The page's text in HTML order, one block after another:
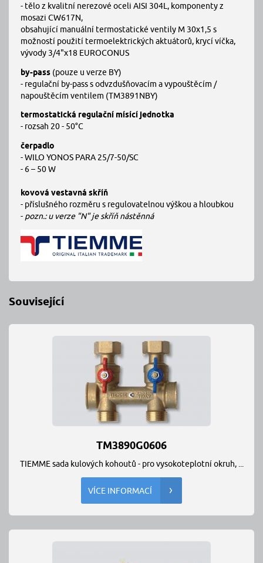
- tělo z kvalitní nerezové oceli AISI 304L, komponenty z
mosazi CW617N,
obsahující manuální termostatické ventily M 30x1,5 s
možností použití termoelektrických aktuátorů, krycí víčka,
vývody 3/4"x18 EUROCONUS
by-pass (pouze u verze BY)
- regulační by-pass s odvzdušňovacím a vypouštěcím /
napouštěcím ventilem (TM3891NBY)
termostatická regulační mísící jednotka
- rozsah 20 - 50°C
čerpadlo
- WILO YONOS PARA 25/7-50/SC
- 6 – 50 W
kovová vestavná skříň
- příslušného rozměru s regulovatelnou výškou a hloubkou
- pozn.: u verze "N" je skříň nástěnná
Související
TM3890G0606
TIEMME sada kulových kohoutů - pro vysokoteplotní okruh, ...
VÍCE INFORMACÍ